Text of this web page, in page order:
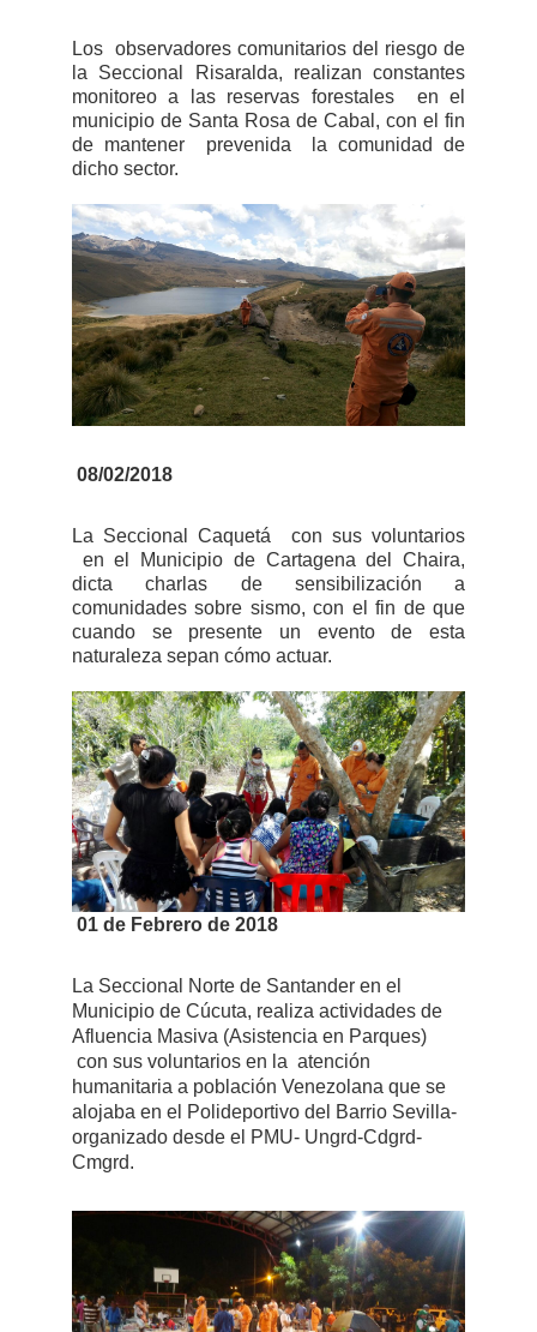
Los observadores comunitarios del riesgo de
la Seccional Risaralda, realizan constantes
monitoreo a las reservas forestales en el
municipio de Santa Rosa de Cabal, con el fin
de mantener prevenida la comunidad de
dicho sector.
08/02/2018
La Seccional Caquetá
con sus voluntarios
en el Municipio de Cartagena del Chaira,
dicta charlas de sensibilización a
comunidades sobre sismo, con el fin de que
cuando se presente un evento de esta
naturaleza sepan cómo actuar.
01 de Febrero de 2018
La Seccional Norte de Santander en el
Municipio de Cúcuta, realiza actividades de
Afluencia Masiva (Asistencia en Parques)
con sus voluntarios en la atención
humanitaria a población Venezolana que se
alojaba en el Polideportivo del Barrio Sevilla-
organizado desde el PMU- Ungrd-Cdgrd-
Cmgrd.